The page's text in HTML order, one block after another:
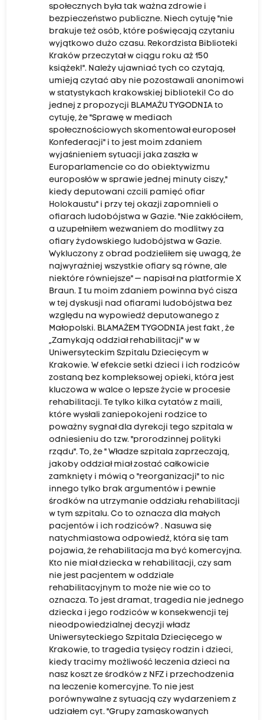
społecznych była tak ważna zdrowie i
bezpieczeństwo publiczne. Niech cytuję "nie
brakuje też osób, które poświęcają czytaniu
wyjątkowo dużo czasu. Rekordzista Biblioteki
Kraków przeczytał w ciągu roku aż 150
książek!". Należy ujawniać tych co czytają,
umieją czytać aby nie pozostawali anonimowi
w statystykach krakowskiej biblioteki! Co do
jednej z propozycji BLAMAŻU TYGODNIA to
cytuję, że "Sprawę w mediach
społecznościowych skomentował europoseł
Konfederacji" i to jest moim zdaniem
wyjaśnieniem sytuacji jaka zaszła w
Europarlamencie co do obiektywizmu
europosłów w sprawie jednej minuty ciszy,"
kiedy deputowani czcili pamięć ofiar
Holokaustu" i przy tej okazji zapomnieli o
ofiarach ludobójstwa w Gazie. "Nie zakłóciłem,
a uzupełniłem wezwaniem do modlitwy za
ofiary żydowskiego ludobójstwa w Gazie.
Wykluczony z obrad podzieliłem się uwagą, że
najwyraźniej wszystkie ofiary są równe, ale
niektóre równiejsze" — napisał na platformie X
Braun. I tu moim zdaniem powinna być cisza
w tej dyskusji nad ofiarami ludobójstwa bez
względu na wypowiedź deputowanego z
Małopolski. BLAMAŻEM TYGODNIA jest fakt , że
„Zamykają oddział rehabilitacji" w w
Uniwersyteckim Szpitalu Dziecięcym w
Krakowie. W efekcie setki dzieci i ich rodziców
zostaną bez kompleksowej opieki, która jest
kluczowa w walce o lepsze życie w procesie
rehabilitacji. Te tylko kilka cytatów z maili,
które wysłali zaniepokojeni rodzice to
poważny sygnał dla dyrekcji tego szpitala w
odniesieniu do tzw. "prorodzinnej polityki
rządu". To, że " Władze szpitala zaprzeczają,
jakoby oddział miał zostać całkowicie
zamknięty i mówią o "reorganizacji" to nic
innego tylko brak argumentów i pewnie
środków na utrzymanie oddziału rehabilitacji
w tym szpitalu. Co to oznacza dla małych
pacjentów i ich rodziców? . Nasuwa się
natychmiastowa odpowiedź, która się tam
pojawia, że rehabilitacja ma być komercyjna.
Kto nie miał dziecka w rehabilitacji, czy sam
nie jest pacjentem w oddziale
rehabilitacyjnym to może nie wie co to
oznacza. To jest dramat, tragedia nie jednego
dziecka i jego rodziców w konsekwencji tej
nieodpowiedzialnej decyzji władz
Uniwersyteckiego Szpitala Dziecięcego w
Krakowie, to tragedia tysięcy rodzin i dzieci,
kiedy tracimy możliwość leczenia dzieci na
nasz koszt ze środków z NFZ i przechodzenia
na leczenie komercyjne. To nie jest
porównywalne z sytuacją czy wydarzeniem z
udziałem cyt. "Grupy zamaskowanych